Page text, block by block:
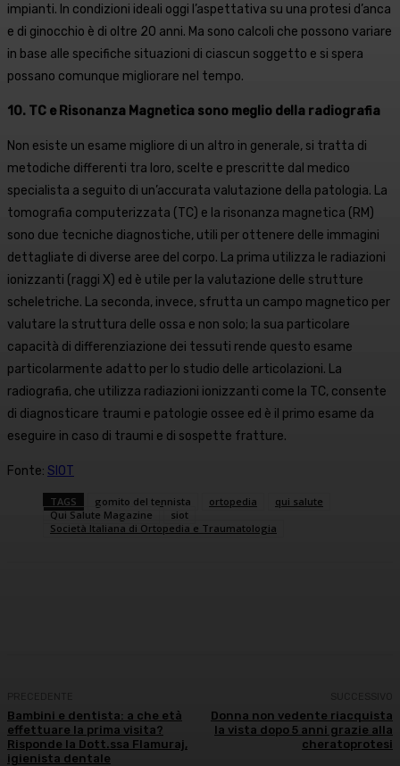
impianti. In condizioni ideali oggi l’aspettativa su una protesi d’anca
e di ginocchio è di oltre 20 anni. Ma sono calcoli che possono variare
in base alle specifiche situazioni di ciascun soggetto e si spera
possano comunque migliorare nel tempo.
10. TC e Risonanza Magnetica sono meglio della radiografia
Non esiste un esame migliore di un altro in generale, si tratta di
metodiche differenti tra loro, scelte e prescritte dal medico
specialista a seguito di un’accurata valutazione della patologia. La
tomografia computerizzata (TC) e la risonanza magnetica (RM)
sono due tecniche diagnostiche, utili per ottenere delle immagini
dettagliate di diverse aree del corpo. La prima utilizza le radiazioni
ionizzanti (raggi X) ed è utile per la valutazione delle strutture
scheletriche. La seconda, invece, sfrutta un campo magnetico per
valutare la struttura delle ossa e non solo; la sua particolare
capacità di differenziazione dei tessuti rende questo esame
particolarmente adatto per lo studio delle articolazioni. La
radiografia, che utilizza radiazioni ionizzanti come la TC, consente
di diagnosticare traumi e patologie ossee ed è il primo esame da
eseguire in caso di traumi e di sospette fratture.
Fonte: SIOT
TAGS gomito del tennista ortopedia
qui salute
Qui Salute Magazine
siot
Società Italiana di Ortopedia e Traumatologia
Bambini e dentista: a che età
effettuare la prima visita?
Risponde la Dott.ssa Flamuraj,
igienista dentale
Donna non vedente riacquista
la vista dopo 5 anni grazie alla
cheratoprotesi